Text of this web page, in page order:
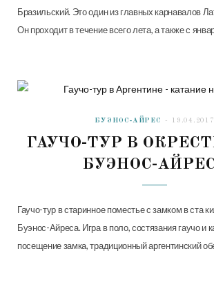
Бразильский. Это один из главных карнавалов
Он проходит в течение всего лета, а также с
БУЭНОС-АЙРЕС 19.04.2017
ГАУЧО-ТУР В
БУЭНОС-
Гаучо-тур в старинное поместье с замком в ста
Буэнос-Айреса. Игра в поло, состязания гаучо и
посещение замка, традиционный аргентинский